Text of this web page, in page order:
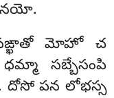
మోహో చ
సబ్బేసంపి
దోసో పన లోభస్స